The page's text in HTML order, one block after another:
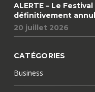
ALERTE – Le
définitivement
20 juillet 2026
CATÉGORIES
Business